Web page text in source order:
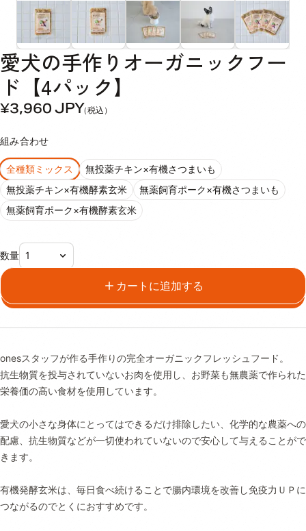
愛犬の手作りオーガニックフー
ド【4パック】
¥3,960JPY（税込）
組み合わせ
全種類ミックス
無投薬チキン×有機さつまいも
無投薬チキン×有機酵素玄米
無薬飼育ポーク×有機さつまいも
無薬飼育ポーク×有機酵素玄米
数量
カートに追加する
onesスタッフが作る手作りの完全オーガニックフレッシュフード。
抗生物質を投与されていないお肉を使用し、お野菜も無農薬で作られた
栄養価の高い食材を使用しています。
愛犬の小さな身体にとってはできるだけ排除したい、化学的な農薬への
配慮、抗生物質などが一切使われていないので安心して与えることがで
きます。
有機発酵玄米は、毎日食べ続けることで腸内環境を改善し免疫力ＵＰに
つながるのでとくにおすすめです。